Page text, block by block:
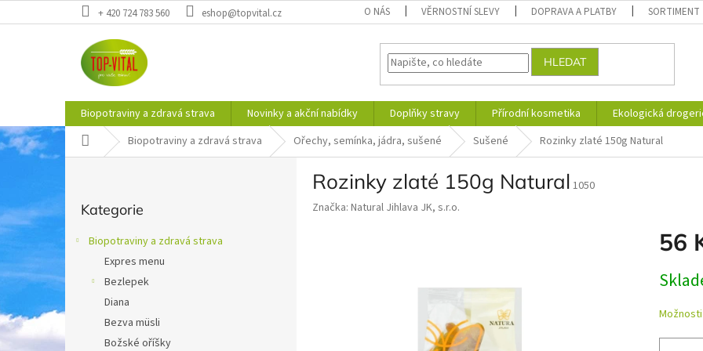
na
+ 420 724 783 560 eshop@topvital.cz O NÁS VĚRNOSTNÍ SLEVY DOPRAVA A PLATBY SORTIMENT
HLEDAT
Biopotraviny a zdravá strava Novinky a akční nabídky Doplňky stravy Přírodní kosmetika Ekologická
Domů Biopotraviny a zdravá strava Ořechy, semínka, jádra, sušené Sušené Rozinky zlaté 150g Natural
n
p
a
kategorie
Kategorie
Biopotraviny a zdravá strava
Expres menu
Bezlepek
Diana
Bezva müsli
Božské oříšky
Rozinky zlaté 150g Natural 1050
Značka: Natural Jihlava JK, s.r.o.
56
cena: